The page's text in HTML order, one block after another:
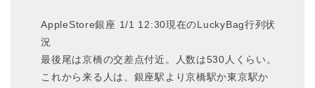
AppleStore銀座 1/1 12:30現在のLuckyBag行列状
況
最後尾は京橋の交差点付近。人数は530人くらい。
これから来る人は、銀座駅より京橋駅か東京駅か